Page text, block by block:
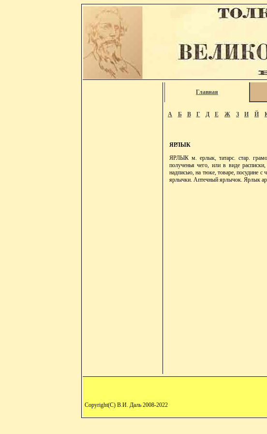
Главная
А Б В Г Д Е Ж З И Й
ЯРЛЫК
ЯРЛЫК м. ерлык, татарс. стар.
полученья чего, или в виде
надписью, на тюке, товаре, посудине
ярлычки. Аптечный ярлычок. Ярлык
Copyright(C) В.И. Даль 2008-2022